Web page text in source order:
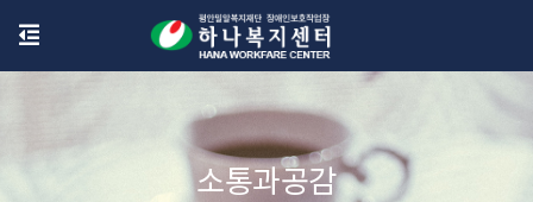
소통과공감